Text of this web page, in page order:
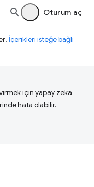
Oturum aç
İçerikleri isteğe bağlı
için yapay zeka
hata olabilir.